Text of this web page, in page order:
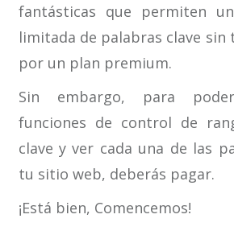
fantásticas que permiten
limitada de palabras clave sin
por un plan premium.
Sin embargo, para
funciones de control de
clave y ver cada una de las
tu sitio web, deberás pagar.
¡Está bien, Comencemos!